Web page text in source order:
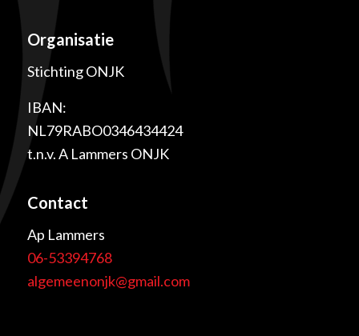
Organisatie
Stichting ONJK
IBAN:
NL79RABO0346434424
t.n.v. A Lammers ONJK
Contact
Ap Lammers
06-53394768
algemeenonjk@gmail.com